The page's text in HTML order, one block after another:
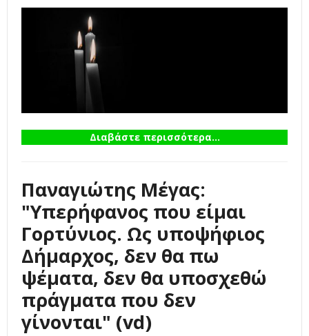
Διαβάστε περισσότερα...
Παναγιώτης Μέγας:
"Υπερήφανος που είμαι
Γορτύνιος. Ως υποψήφιος
Δήμαρχος, δεν θα πω
ψέματα, δεν θα υποσχεθώ
πράγματα που δεν
γίνονται" (vd)